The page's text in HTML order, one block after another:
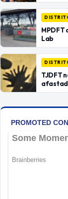
MPDFT
Lab
TJDFT